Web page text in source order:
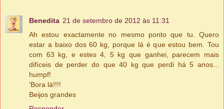
Benedita 21 de setembro de 2012 às 11:31
Ah estou exactamente no mesmo ponto que tu. Quero
estar a baixo dos 60 kg, porque lá é que estou bem. Tou
com 63 kg, e estes 4, 5 kg que ganhei, parecem mais
difíceis de perder do que 40 kg que perdi há 5 anos...
humpf!
'Bora lá!!!!
Beijos grandes